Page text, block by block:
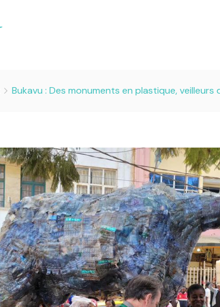
Bukavu : Des monuments en plastique,